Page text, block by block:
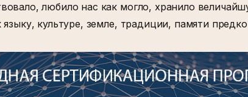
любило нас как могло, хранило
языку, культуре, земле, традиции, памяти